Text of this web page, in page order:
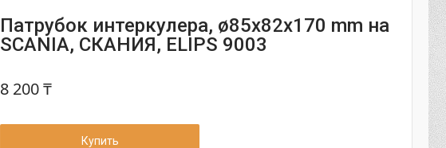
Патрубок интеркулера, ø85x82x170 mm на
SCANIA, СКАНИЯ, ELIPS 9003
8 200 ₸
Купить